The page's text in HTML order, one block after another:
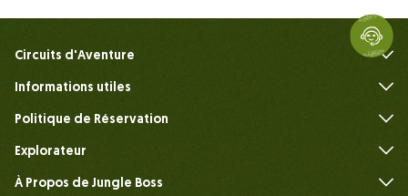
Circuits d'Aventure
Informations utiles
Politique de Réservation
Explorateur
À Propos de Jungle Boss